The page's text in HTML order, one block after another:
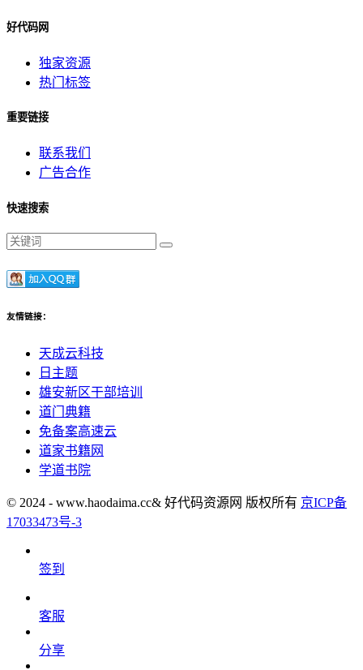
好代码网
独家资源
热门标签
重要链接
联系我们
广告合作
快速搜索
友情链接：
天成云科技
日主题
雄安新区干部培训
道门典籍
免备案高速云
道家书籍网
学道书院
© 2024 - www.haodaima.cc& 好代码资源网 版权所有 京ICP备
17033473号-3
签到
客服
分享